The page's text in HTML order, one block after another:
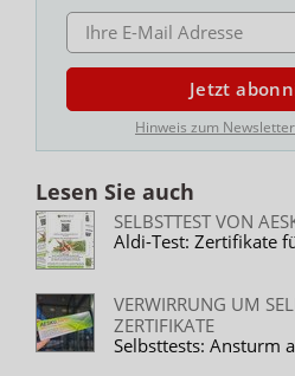
E-MAIL ADRESSE
Jetzt
Hinweis zum
Lesen Sie auch
SELBSTTEST VON
Aldi-Test: Zertifikate
VERWIRRUNG UM
ZERTIFIKATE
Selbsttests: Ansturm